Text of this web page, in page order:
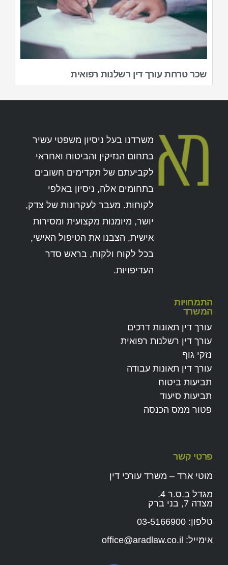
שכר טרחת עורך דין רשלנות רפואית
משרדנו בעל ניסיון משפטי עשיר
בתחום הנזיקין והביטוח ואחראי
לקביעתם של תקדימים חשובים
בתחומים אלה, ניסיון באלפי
לקוחות. מעבר לעקרונות של צדק,
יושר, מיומנות מקצועית ומסירות
אישית, הצבנו את הטיפול האישי,
בכל לקוח ולקוח, בראש סדר
העדיפויות.
התמחויות
המשרד
עורך דין תאונות דרכים
עורך דין רשלנות רפואית
נזקי גוף
עורך דין תאונות עבודה
תביעות ביטוח
תביעות סיעוד
פטור ממס הכנסה
פרטי קשר
מוטי ארד – משרד עורכי דין
מגדל ב.ס.ר 4.
מצדה 7, בני ברק
טלפון: 03-5166900
אימייל: office@aradlaw.co.il